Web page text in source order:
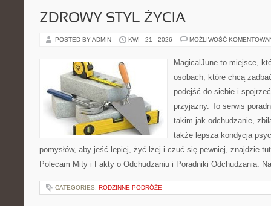
ZDROWY STYL ŻYCIA
POSTED BY ADMIN KWI - 21 - 2026 MOŻLIWOŚĆ
MagicalJune to miejsce,
osobach, które chcą
podejść do siebie i
przyjazny. To serwis
takim jak odchudzanie,
także lepsza kondycja
pomysłów, aby jeść lepiej, żyć lżej i czuć się pewniej, znajdzie
Polecam Mity i Fakty o Odchudzaniu i Poradniki Odchudzania.
CATEGORIES: RODZINNE PODRÓŻE